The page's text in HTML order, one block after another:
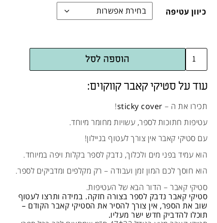
כיוון עטיפה
הוספה לסל
עוד על סטיקי קאבר קווקוים:
תכירו את ה – sticky cover
!
עטיפות חתוכות לספר, עשויות מחומר מיוחד.
עם סטיקי קאבר אין צורך לעטוף בניילון!
הוא עמיד בפני מים ולכלוך, נדבק לספר בקלות ויפה במיוחד.
הוא חוסך לכם המון זמן ועבודה – רק מקלפים ומדביקים לספר.
סטיקי קאבר – הדור הבא של העטיפות.
סטיקי קאבר נדבק לספר בצורה חזקה. במידה ותרצו לעטוף
שוב את הספר, אין צורך להסיר את הסטיקי קאבר הקודם –
תוכלו להדביק חדש ישר מעליו.